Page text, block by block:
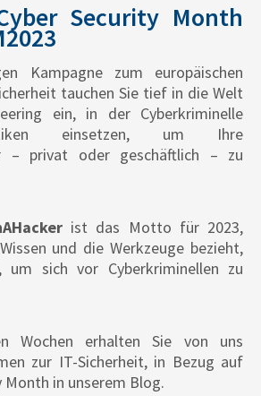
Security Month
Kampagne zum europäischen
tauchen Sie tief in die Welt
ein, in der Cyberkriminelle
einsetzen, um Ihre
­– privat oder geschäftlich – zu
ist das Motto für 2023,
und die Werkzeuge bezieht,
um sich vor Cyberkriminellen zu
Wochen erhalten Sie von uns
zur IT-Sicherheit, in Bezug auf
Month in unserem Blog.